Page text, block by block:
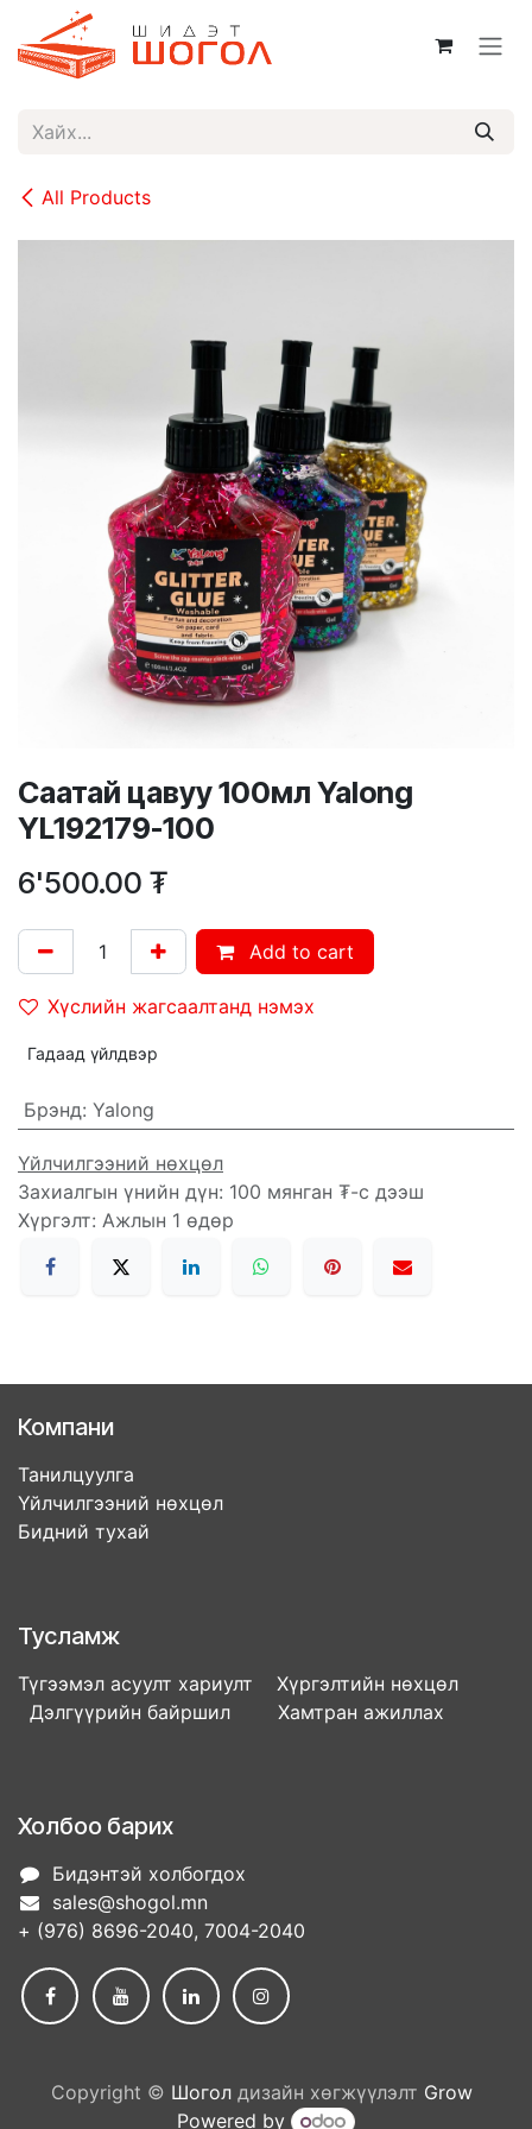
Skip to Content
All Products
Саатай цавуу 100мл Yalong
YL192179-100
6'500.00 ₮
Add to cart
Хүслийн жагсаалтанд нэмэх
Гадаад үйлдвэр
Брэнд: Yalong
Үйлчилгээний нөхцөл
Захиалгын үнийн дүн: 100 мянган ₮-с дээш
Хүргэлт: Ажлын 1 өдөр
Компани
Танилцуулга
Үйлчилгээний нөхцөл
Бидний тухай
Тусламж
Түгээмэл асуулт хариулт Хүргэлтийн нөхцөл
Дэлгүүрийн байршил Хамтран ажиллах
Холбоо барих
Бидэнтэй холбогдох
sales@shogol.mn
+ (976) 8696-2040, 7004-2040
Copyright © Шоголдизайн хөгжүүлэлт Grow
Powered by